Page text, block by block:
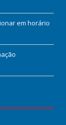
em horário